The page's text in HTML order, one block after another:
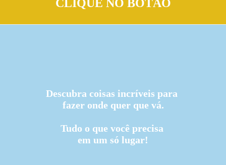
CLIQUE NO BOTÃO
Descubra coisas incríveis para
fazer onde quer que vá.
Tudo o que você precisa
em um só lugar!